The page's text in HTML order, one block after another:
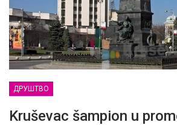
ДРУШТВО
Kruševac šampion u